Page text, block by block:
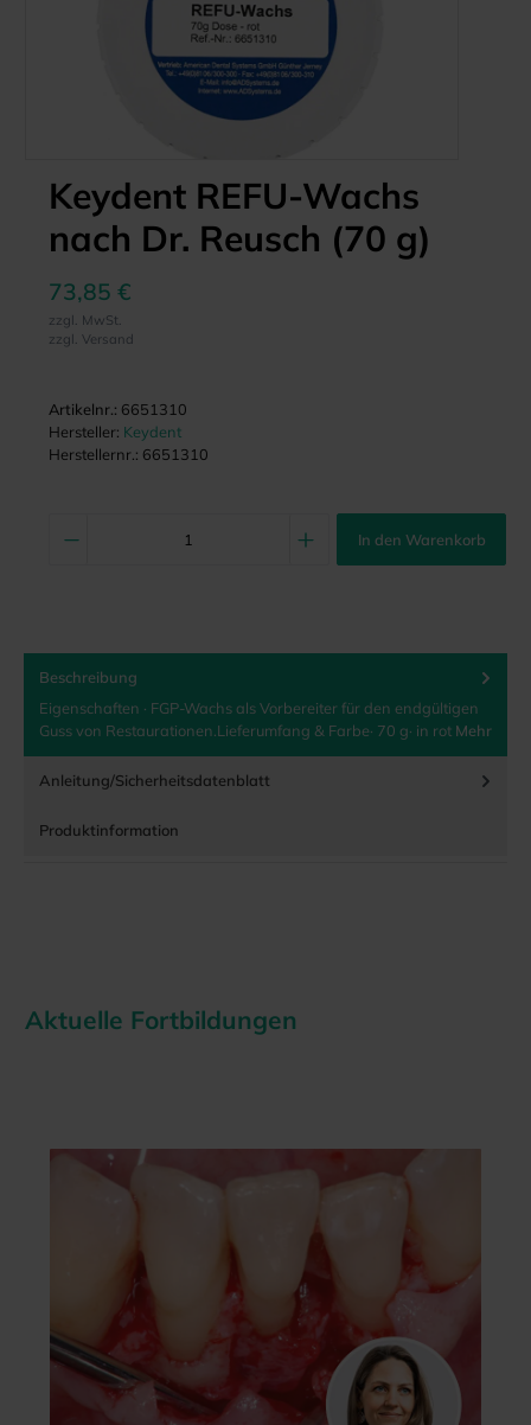
Keydent REFU-Wachs
nach Dr. Reusch (70 g)
73,85 €
zzgl. MwSt.
zzgl. Versand
Artikelnr.: 6651310
Hersteller: Keydent
Herstellernr.: 6651310
In den Warenkorb
Beschreibung
Eigenschaften · FGP-Wachs als Vorbereiter für den endgültigen
Guss von Restaurationen.Lieferumfang & Farbe· 70 g· in rot Mehr
Anleitung/Sicherheitsdatenblatt
Produktinformation
Aktuelle Fortbildungen